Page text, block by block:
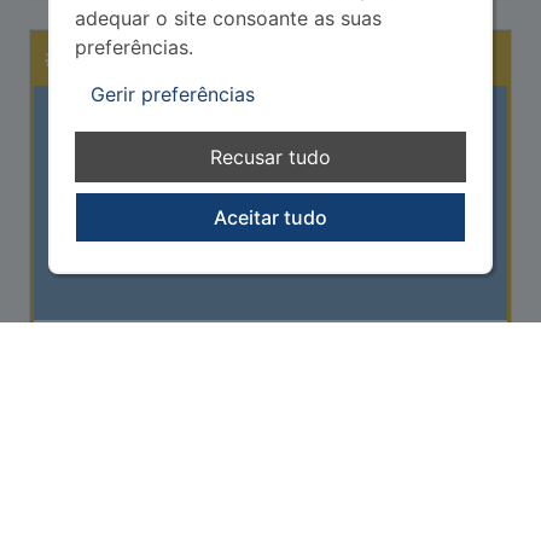
# 17 Projeto vencedor
adequar o site consoante as suas
preferências.
Gerir preferências
Recusar tudo
Aceitar tudo